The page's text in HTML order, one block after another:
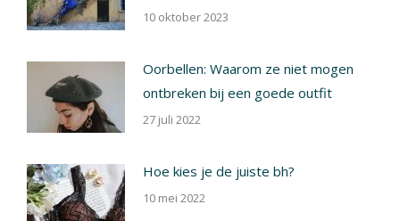
10 oktober 2023
Oorbellen: Waarom ze niet mogen
ontbreken bij een goede outfit
27 juli 2022
Hoe kies je de juiste bh?
10 mei 2022